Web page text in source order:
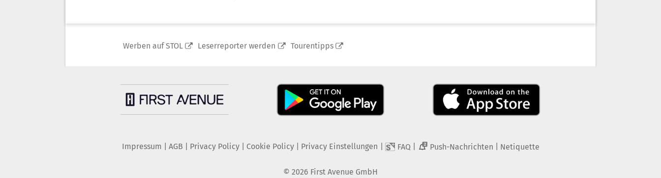
Werben auf STOL Leserreporter werden Tourentipps
Impressum AGB Privacy Policy| Cookie Policy| Privacy Einstellungen FAQ 2 Push-Nachrichten Netiquette
© 2026 First Avenue GmbH